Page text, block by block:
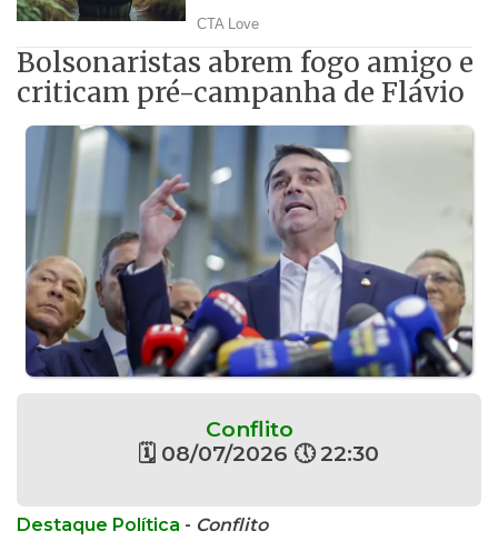
Bolsonaristas abrem fogo amigo e
criticam pré-campanha de Flávio
Conflito
🗓 08/07/2026 🕔 22:30
Destaque Política - Conflito